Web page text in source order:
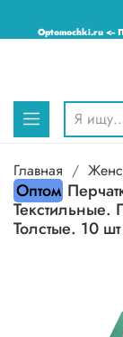
Optomochki.ru <--
Главная
Оптом
Толстые. 10